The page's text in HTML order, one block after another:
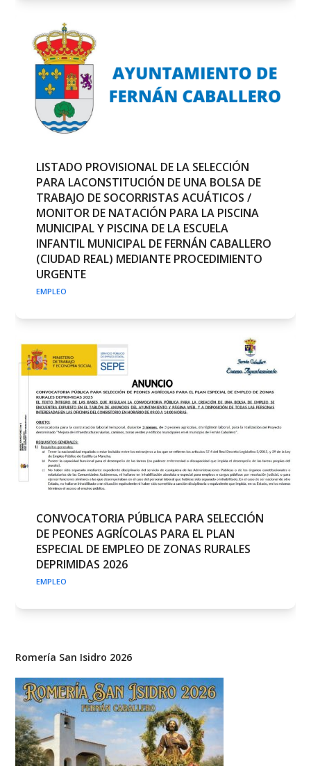
LISTADO PROVISIONAL DE LA SELECCIÓN
PARA LACONSTITUCIÓN DE UNA BOLSA DE
TRABAJO DE SOCORRISTAS ACUÁTICOS /
MONITOR DE NATACIÓN PARA LA PISCINA
MUNICIPAL Y PISCINA DE LA ESCUELA
INFANTIL MUNICIPAL DE FERNÁN CABALLERO
(CIUDAD REAL) MEDIANTE PROCEDIMIENTO
URGENTE
EMPLEO
CONVOCATORIA PÚBLICA PARA SELECCIÓN
DE PEONES AGRÍCOLAS PARA EL PLAN
ESPECIAL DE EMPLEO DE ZONAS RURALES
DEPRIMIDAS 2026
EMPLEO
Romería San Isidro 2026